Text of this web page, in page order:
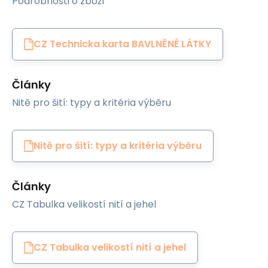
CZ Technicka karta BAVLNĚNÉ LÁTKY
Články
Nitě pro šití: typy a kritéria výběru
Nitě pro šití: typy a kritéria výběru
Články
CZ Tabulka velikostí nití a jehel
CZ Tabulka velikostí nití a jehel